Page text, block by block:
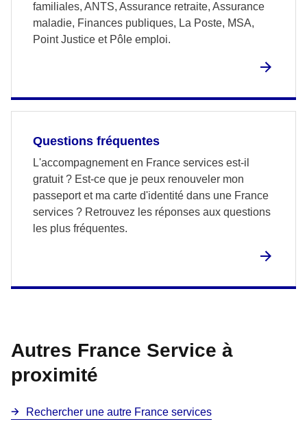
familiales, ANTS, Assurance retraite, Assurance
maladie, Finances publiques, La Poste, MSA,
Point Justice et Pôle emploi.
Questions fréquentes
L'accompagnement en France services est-il
gratuit ? Est-ce que je peux renouveler mon
passeport et ma carte d'identité dans une France
services ? Retrouvez les réponses aux questions
les plus fréquentes.
Autres France Service à
proximité
Rechercher une autre France services